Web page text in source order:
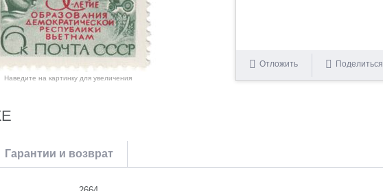
Наведите на картинку для увеличения
Отложить Поделиться
Гарантии и возврат